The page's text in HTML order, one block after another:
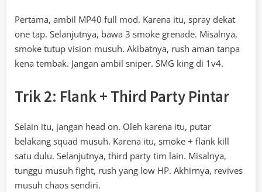
Pertama, ambil MP40 full mod. Karena itu, spray dekat
one tap. Selanjutnya, bawa 3 smoke grenade. Misalnya,
smoke tutup vision musuh. Akibatnya, rush aman tanpa
kena tembak. Jangan ambil sniper. SMG king di 1v4.
Trik 2: Flank + Third Party Pintar
Selain itu, jangan head on. Oleh karena itu, putar
belakang squad musuh. Karena itu, smoke + flank kill
satu dulu. Selanjutnya, third party tim lain. Misalnya,
tunggu musuh fight, rush yang low HP. Akhirnya, revives
musuh chaos sendiri.